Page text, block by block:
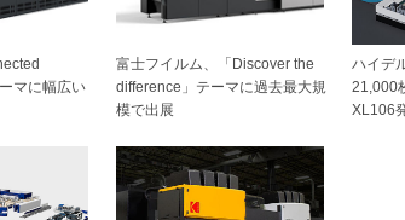
マに幅広い
富士フイルム、「Discover the
difference」テーマに過去最大規
模で出展
ハイデ
21,000
XL106